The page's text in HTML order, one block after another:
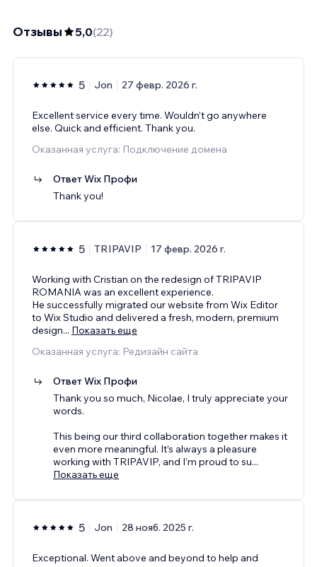
Отзывы 5,0(22)
5 Jon 27 февр. 2026 г.
Excellent service every time. Wouldn’t go anywhere
else. Quick and efficient. Thank you.
Оказанная услуга: Подключение домена
Ответ Wix Профи
Thank you!
5 TRIPAVIP 17 февр. 2026 г.
Working with Cristian on the redesign of TRIPAVIP
ROMANIA was an excellent experience.
He successfully migrated our website from Wix Editor
to Wix Studio and delivered a fresh, modern, premium
design... Показать еще
Оказанная услуга: Редизайн сайта
Ответ Wix Профи
Thank you so much, Nicolae, I truly appreciate your
words.
This being our third collaboration together makes it
even more meaningful. It’s always a pleasure
working with TRIPAVIP, and I’m proud to su...
Показать еще
5 Jon 28 нояб. 2025 г.
Exceptional. Went above and beyond to help and